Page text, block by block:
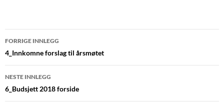
Innleggsnavigasjon
FORRIGE INNLEGG
4_Innkomne forslag til årsmøtet
NESTE INNLEGG
6_Budsjett 2018 forside